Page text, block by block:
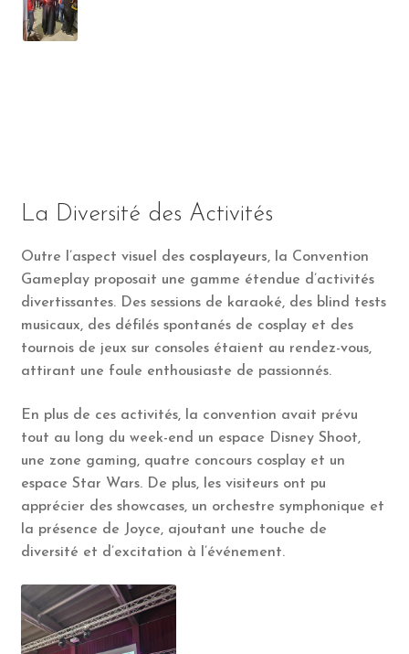
La Diversité des Activités
Outre l’aspect visuel des cosplayeurs, la Convention
Gameplay proposait une gamme étendue d’activités
divertissantes. Des sessions de karaoké, des blind tests
musicaux, des défilés spontanés de cosplay et des
tournois de jeux sur consoles étaient au rendez-vous,
attirant une foule enthousiaste de passionnés.
En plus de ces activités, la convention avait prévu
tout au long du week-end un espace Disney Shoot,
une zone gaming, quatre concours cosplay et un
espace Star Wars. De plus, les visiteurs ont pu
apprécier des showcases, un orchestre symphonique et
la présence de Joyce, ajoutant une touche de
diversité et d’excitation à l’événement.